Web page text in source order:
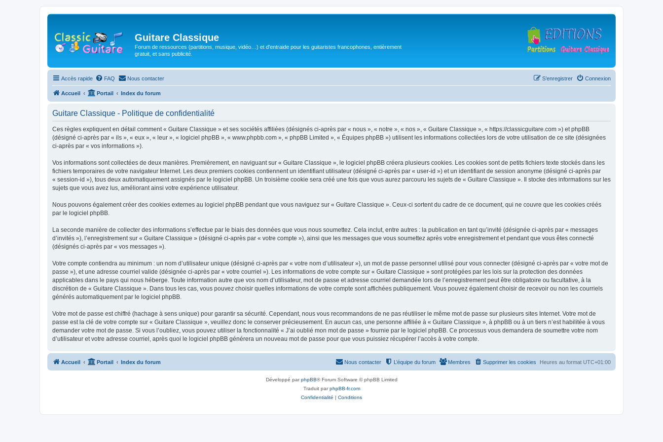
Guitare Classique
Forum de ressources (partitions, musique, vidéo…) et d'entraide pour les guitaristes francophones, entièrement
gratuit, et sans publicité.
Accès rapide FAQ Nous contacter Connexion
S’enregistrer
Accueil Portail Index du forum
Guitare Classique - Politique de confidentialité
Ces règles expliquent en détail comment « Guitare Classique » et ses sociétés affiliées (désignés ci-après par « nous », « notre », « nos », « Guitare Classique », « https://classicguitare.com ») et phpBB
(désigné ci-après par « ils », « eux », « leur », « logiciel phpBB », « www.phpbb.com », « phpBB Limited », « Équipes phpBB ») utilisent les informations collectées lors de votre utilisation de ce site (désignées
ci-après par « vos informations »).
Vos informations sont collectées de deux manières. Premièrement, en naviguant sur « Guitare Classique », le logiciel phpBB créera plusieurs cookies. Les cookies sont de petits fichiers texte stockés dans les
fichiers temporaires de votre navigateur Internet. Les deux premiers cookies contiennent un identifiant utilisateur (désigné ci-après par « user-id ») et un identifiant de session anonyme (désigné ci-après par
« session-id »), tous deux automatiquement assignés par le logiciel phpBB. Un troisième cookie sera créé une fois que vous aurez parcouru les sujets de « Guitare Classique ». Il stocke des informations sur les
sujets que vous avez lus, améliorant ainsi votre expérience utilisateur.
Nous pouvons également créer des cookies externes au logiciel phpBB pendant que vous naviguez sur « Guitare Classique ». Ceux-ci sortent du cadre de ce document, qui ne couvre que les cookies créés
par le logiciel phpBB.
La seconde manière de collecter des informations s’effectue par le biais des données que vous nous soumettez. Cela inclut, entre autres : la publication en tant qu’invité (désignée ci-après par « messages
d’invités »), l’enregistrement sur « Guitare Classique » (désigné ci-après par « votre compte »), ainsi que les messages que vous soumettez après votre enregistrement et pendant que vous êtes connecté
(désignés ci-après par « vos messages »).
Votre compte contiendra au minimum : un nom d’utilisateur unique (désigné ci-après par « votre nom d’utilisateur »), un mot de passe personnel utilisé pour vous connecter (désigné ci-après par « votre mot de
passe »), et une adresse courriel valide (désignée ci-après par « votre courriel »). Les informations de votre compte sur « Guitare Classique » sont protégées par les lois sur la protection des données
applicables dans le pays qui nous héberge. Toute information autre que vos nom d’utilisateur, mot de passe et adresse courriel demandée lors de l’enregistrement peut être obligatoire ou facultative, à la
discrétion de « Guitare Classique ». Dans tous les cas, vous pouvez choisir quelles informations de votre compte sont affichées publiquement. Vous pouvez également choisir de recevoir ou non les courriels
générés automatiquement par le logiciel phpBB.
Votre mot de passe est chiffré (hachage à sens unique) pour garantir sa sécurité. Cependant, nous vous recommandons de ne pas réutiliser le même mot de passe sur plusieurs sites Internet. Votre mot de
passe est la clé de votre compte sur « Guitare Classique », veuillez donc le conserver précieusement. En aucun cas, une personne affiliée à « Guitare Classique », à phpBB ou à un tiers n’est habilitée à vous
demander votre mot de passe. Si vous l’oubliez, vous pouvez utiliser la fonctionnalité « J’ai oublié mon mot de passe » fournie par le logiciel phpBB. Ce processus vous demandera de soumettre votre nom
d’utilisateur et votre adresse courriel, après quoi le logiciel phpBB générera un nouveau mot de passe pour que vous puissiez récupérer l’accès à votre compte.
Accueil Portail Index du forum Heures au format UTC+01:00
Supprimer les cookies
Membres
L’équipe du forum
Nous contacter
Développé parphpBB® Forum Software © phpBB Limited
Traduit parphpBB-fr.com
Confidentialité | Conditions